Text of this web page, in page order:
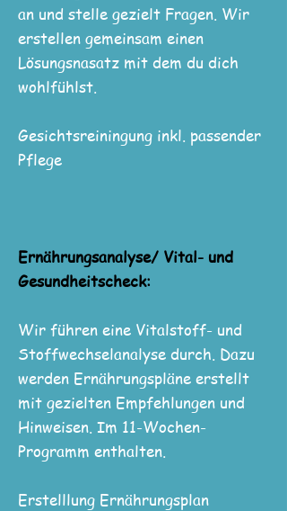
an und stelle gezielt Fragen. Wir
erstellen gemeinsam einen
Lösungsnasatz mit dem du dich
wohlfühlst.
Gesichtsreiningung inkl. passender
Pflege
Ernährungsanalyse/ Vital- und
Gesundheitscheck:
Wir führen eine Vitalstoff- und
Stoffwechselanalyse durch. Dazu
werden Ernährungspläne erstellt
mit gezielten Empfehlungen und
Hinweisen. Im 11-Wochen-
Programm enthalten.​
Erstelllung Ernährungsplan